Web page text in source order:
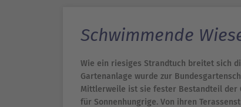
Schwimmende
Wie ein riesiges Strandtuch breitet sich
Gartenanlage wurde zur
Mittlerweile ist sie fester Bestandteil der
für Sonnenhungrige. Von ihren